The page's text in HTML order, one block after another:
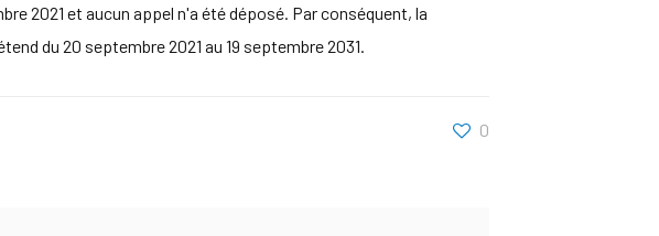
2021 et aucun appel n'a été déposé. Par conséquent, la
du 20 septembre 2021 au 19 septembre 2031.
0